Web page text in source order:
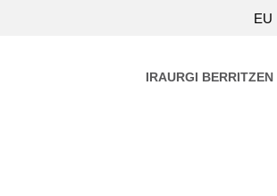
EU
IRAURGI BERRITZEN